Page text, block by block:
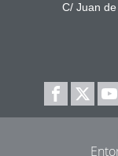
C/ Juan